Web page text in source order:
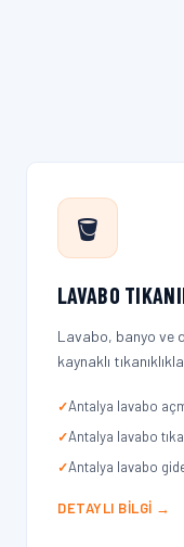
🪣
LAVABO
Lavabo, banyo ve
kaynaklı
Antalya lavabo
Antalya lavabo
Antalya lavabo
DETAYLI BILGI →